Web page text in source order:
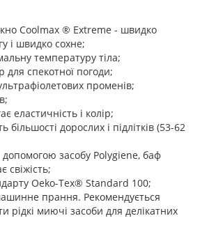
Coolmax ® Extreme - швидко
і швидко сохне;
температуру тіла;
для спекотної погоди;
променів;
еластичність і колір;
більшості дорослих і підлітків (53-62
засобу Polygiene, баф
свіжість;
Oeko-Tex® Standard 100;
прання. Рекомендується
рідкі миючі засоби для делікатних